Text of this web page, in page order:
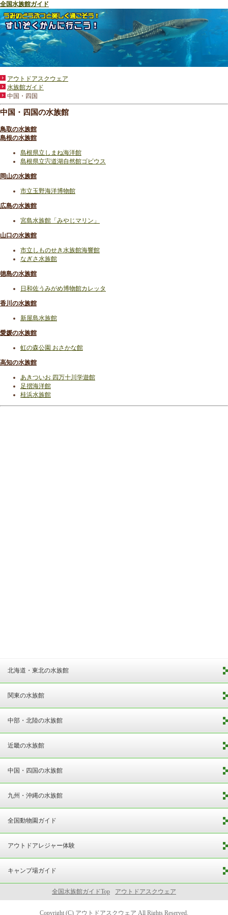
全国水族館ガイド
アウトドアスクウェア
水族館ガイド
中国・四国
中国・四国の水族館
鳥取の水族館
島根の水族館
島根県立しまね海洋館
島根県立宍道湖自然館ゴビウス
岡山の水族館
市立玉野海洋博物館
広島の水族館
宮島水族館「みやじマリン」
山口の水族館
市立しものせき水族館海響館
なぎさ水族館
徳島の水族館
日和佐うみがめ博物館カレッタ
香川の水族館
新屋島水族館
愛媛の水族館
虹の森公園 おさかな館
高知の水族館
あきついお 四万十川学遊館
足摺海洋館
桂浜水族館
北海道・東北の水族館
関東の水族館
中部・北陸の水族館
近畿の水族館
中国・四国の水族館
九州・沖縄の水族館
全国動物園ガイド
アウトドアレジャー体験
キャンプ場ガイド
全国水族館ガイドTop アウトドアスクウェア
Copyright (C) アウトドアスクウェア All Rights Reserved.